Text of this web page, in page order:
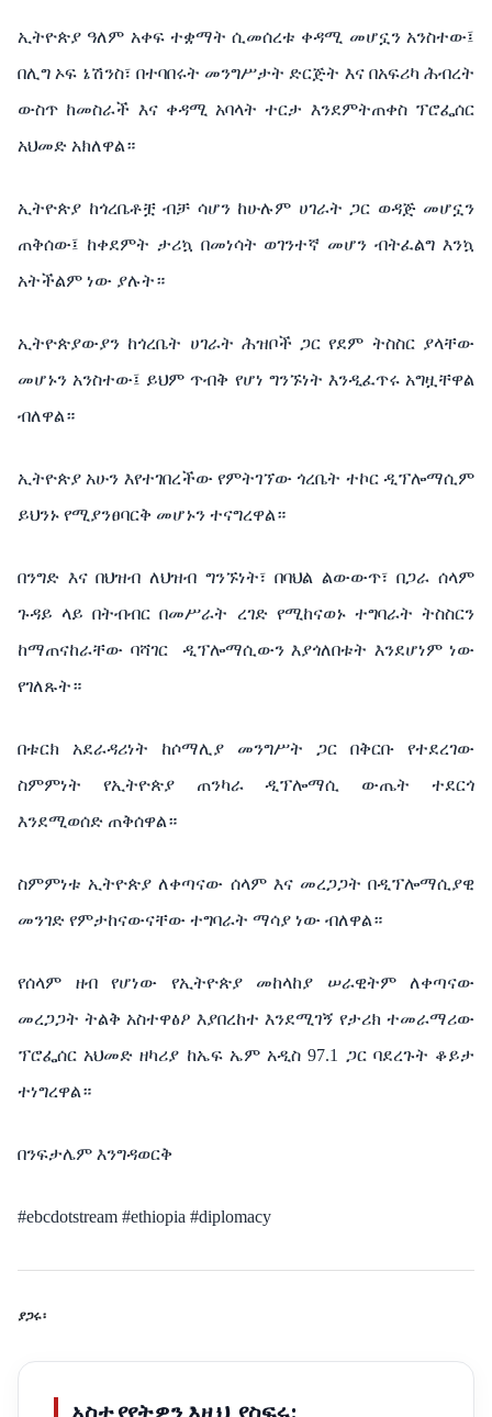
ኢትዮጵያ ዓለም አቀፍ ተቋማት ሲመሰረቱ ቀዳሚ መሆኗን አንስተው፤
በሊግ ኦፍ ኔሽንስ፣ በተባበሩት መንግሥታት ድርጅት እና በአፍሪካ ሕብረት
ውስጥ ከመስራች እና ቀዳሚ አባላት ተርታ እንደምትጠቀስ ፕሮፌሰር
አህመድ አክለዋል።
ኢትዮጵያ ከጎረቤቶቿ ብቻ ሳሆን ከሁሉም ሀገራት ጋር ወዳጅ መሆኗን
ጠቅሰው፤ ከቀደምት ታሪኳ በመነሳት ወገንተኛ መሆን ብትፈልግ እንኳ
አትችልም ነው ያሉት።
ኢትዮጵያውያን ከጎረቤት ሀገራት ሕዝቦች ጋር የደም ትስስር ያላቸው
መሆኑን አንስተው፤ ይህም ጥብቅ የሆነ ግንኙነት እንዲፈጥሩ አግዟቸዋል
ብለዋል።
ኢትዮጵያ አሁን እየተገበረችው የምትገኘው ጎረቤት ተኮር ዲፕሎማሲም
ይህንኑ የሚያንፀባርቅ መሆኑን ተናግረዋል።
በንግድ እና በህዝብ ለህዝብ ግንኙነት፣ በባህል ልውውጥ፣ በጋራ ሰላም
ጉዳይ ላይ በትብብር በመሥራት ረገድ የሚከናወኑ ተግባራት ትስስርን
ከማጠናከራቸው ባሻገር ዲፕሎማሲውን እያጎለበቱት እንደሆነም ነው
የገለጹት።
በቱርክ አደራዳሪነት ከሶማሊያ መንግሥት ጋር በቅርቡ የተደረገው
ስምምነት የኢትዮጵያ ጠንካራ ዲፕሎማሲ ውጤት ተደርጎ
እንደሚወሰድ ጠቅሰዋል።
ስምምነቱ ኢትዮጵያ ለቀጣናው ሰላም እና መረጋጋት በዲፕሎማሲያዊ
መንገድ የምታከናውናቸው ተግባራት ማሳያ ነው ብለዋል።
የሰላም ዘብ የሆነው የኢትዮጵያ መከላከያ ሠራዊትም ለቀጣናው
መረጋጋት ትልቅ አስተዋፅዖ እያበረከተ እንደሚገኝ የታሪክ ተመራማሪው
ፕሮፌሰር አህመድ ዘካሪያ ከኤፍ ኤም አዲስ 97.1 ጋር ባደረጉት ቆይታ
ተነግረዋል።
በንፍታሌም እንግዳወርቅ
#ebcdotstream #ethiopia #diplomacy
ያጋሩ፡